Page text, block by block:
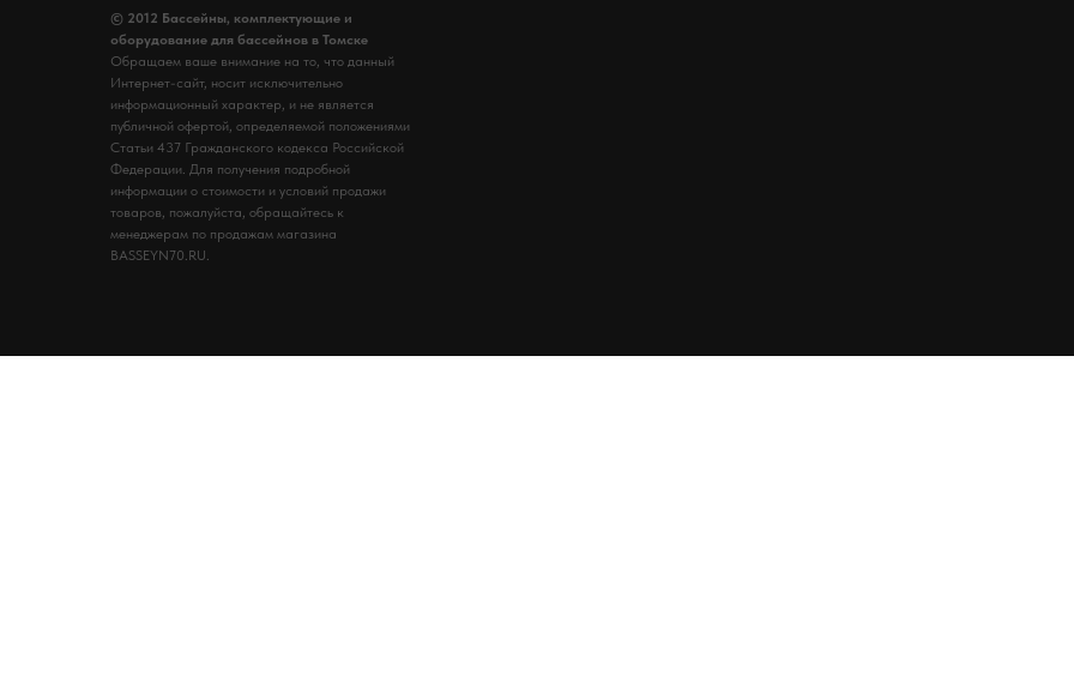
© 2012 Бассейны, комплектующие и
оборудование для бассейнов в Томске
Обращаем ваше внимание на то, что данный
Интернет-сайт, носит исключительно
информационный характер, и не является
публичной офертой, определяемой положениями
Статьи 437 Гражданского кодекса Российской
Федерации. Для получения подробной
информации о стоимости и условий продажи
товаров, пожалуйста, обращайтесь к
менеджерам по продажам магазина
BASSEYN70.RU.